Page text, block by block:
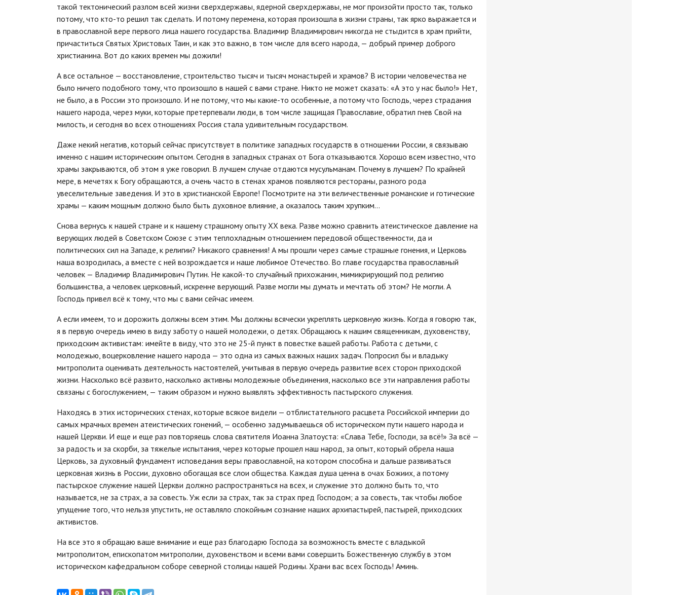
такой тектонический разлом всей жизни сверхдержавы, ядерной сверхдержавы, не мог произойти просто так, только
потому, что кто-то решил так сделать. И потому перемена, которая произошла в жизни страны, так ярко выражается и
в православной вере первого лица нашего государства. Владимир Владимирович никогда не стыдится в храм прийти,
причаститься Святых Христовых Таин, и как это важно, в том числе для всего народа, — добрый пример доброго
христианина. Вот до каких времен мы дожили!
А все остальное — восстановление, строительство тысяч и тысяч монастырей и храмов? В истории человечества не
было ничего подобного тому, что произошло в нашей с вами стране. Никто не может сказать: «А это у нас было!» Нет,
не было, а в России это произошло. И не потому, что мы какие-то особенные, а потому что Господь, через страдания
нашего народа, через муки, которые претерпевали люди, в том числе защищая Православие, обратил гнев Свой на
милость, и сегодня во всех отношениях Россия стала удивительным государством.
Даже некий негатив, который сейчас присутствует в политике западных государств в отношении России, я связываю
именно с нашим историческим опытом. Сегодня в западных странах от Бога отказываются. Хорошо всем известно, что
храмы закрываются, об этом я уже говорил. В лучшем случае отдаются мусульманам. Почему в лучшем? По крайней
мере, в мечетях к Богу обращаются, а очень часто в стенах храмов появляются рестораны, разного рода
увеселительные заведения. И это в христианской Европе! Посмотрите на эти величественные романские и готические
храмы — каким мощным должно было быть духовное влияние, а оказалось таким хрупким...
Снова вернусь к нашей стране и к нашему страшному опыту XX века. Разве можно сравнить атеистическое давление на
верующих людей в Советском Союзе с этим теплохладным отношением передовой общественности, да и
политических сил на Западе, к религии? Никакого сравнения! А мы прошли через самые страшные гонения, и Церковь
наша возродилась, а вместе с ней возрождается и наше любимое Отечество. Во главе государства православный
человек — Владимир Владимирович Путин. Не какой-то случайный прихожанин, мимикрирующий под религию
большинства, а человек церковный, искренне верующий. Разве могли мы думать и мечтать об этом? Не могли. А
Господь привел всё к тому, что мы с вами сейчас имеем.
А если имеем, то и дорожить должны всем этим. Мы должны всячески укреплять церковную жизнь. Когда я говорю так,
я в первую очередь имею в виду заботу о нашей молодежи, о детях. Обращаюсь к нашим священникам, духовенству,
приходским активистам: имейте в виду, что это не 25-й пункт в повестке вашей работы. Работа с детьми, с
молодежью, воцерковление нашего народа — это одна из самых важных наших задач. Попросил бы и владыку
митрополита оценивать деятельность настоятелей, учитывая в первую очередь развитие всех сторон приходской
жизни. Насколько всё развито, насколько активны молодежные объединения, насколько все эти направления работы
связаны с богослужением, — таким образом и нужно выявлять эффективность пастырского служения.
Находясь в этих исторических стенах, которые всякое видели — отблистательного расцвета Российской империи до
самых мрачных времен атеистических гонений, — особенно задумываешься об историческом пути нашего народа и
нашей Церкви. И еще и еще раз повторяешь слова святителя Иоанна Златоуста: «Слава Тебе, Господи, за всё!» За всё —
за радость и за скорби, за тяжелые испытания, через которые прошел наш народ, за опыт, который обрела наша
Церковь, за духовный фундамент исповедания веры православной, на котором способна и дальше развиваться
церковная жизнь в России, духовно обогащая все слои общества. Каждая душа ценна в очах Божиих, а потому
пастырское служение нашей Церкви должно распространяться на всех, и служение это должно быть то, что
называется, не за страх, а за совесть. Уж если за страх, так за страх пред Господом; а за совесть, так чтобы любое
упущение того, что нельзя упустить, не оставляло спокойным сознание наших архипастырей, пастырей, приходских
активистов.
На все это я обращаю ваше внимание и еще раз благодарю Господа за возможность вместе с владыкой
митрополитом, епископатом митрополии, духовенством и всеми вами совершить Божественную службу в этом
историческом кафедральном соборе северной столицы нашей Родины. Храни вас всех Господь! Аминь.